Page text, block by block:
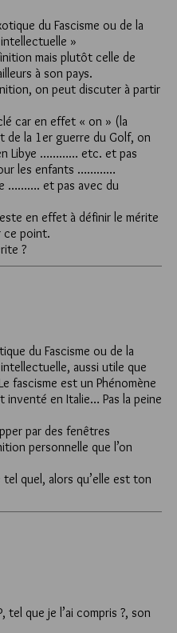
du Fascisme ou de la
»
mais plutôt celle de
à son pays.
on peut discuter à partir
car en effet « on » (la
de la 1er guerre du Golf, on
Libye ………… etc. et pas
les enfants …………
………. et pas avec du
en effet à définir le mérite
ce point.
?
du Fascisme ou de la
aussi utile que
fascisme est un Phénomène
inventé en Italie… Pas la peine
par des fenêtres
personnelle que l’on
tel quel, alors qu’elle est ton
tel que je l’ai compris ?, son